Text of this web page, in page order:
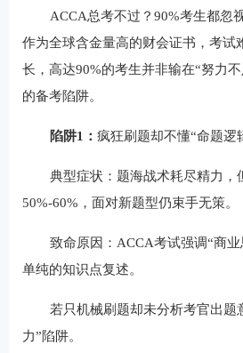
ACCA总考不过？90%考生都忽
作为全球含金量高的财会证书，考试
长，高达90%的考生并非输在“努力
的备考陷阱。
陷阱1： 疯狂刷题却不懂“命题逻
典型症状：题海战术耗尽精力，
50%-60%，面对新题型仍束手无策。
致命原因：ACCA考试强调“商
单纯的知识点复述。
若只机械刷题却未分析考官出题
力”陷阱。